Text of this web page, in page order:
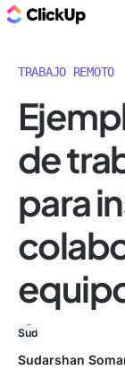
TRABAJO REMOTO
de
para
Sudarshan